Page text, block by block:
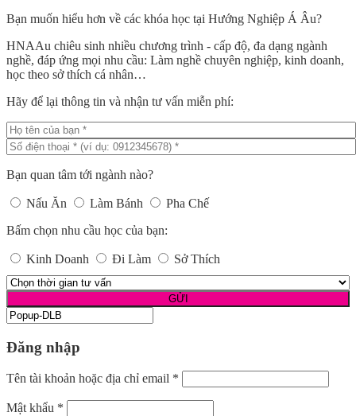
Bạn muốn hiểu hơn về các khóa học tại Hướng Nghiệp Á Âu?
HNAAu chiêu sinh nhiều chương trình - cấp độ, đa dạng ngành
nghề, đáp ứng mọi nhu cầu: Làm nghề chuyên nghiệp, kinh doanh,
học theo sở thích cá nhân…
Hãy để lại thông tin và nhận tư vấn miễn phí:
Bạn quan tâm tới ngành nào?
Nấu Ăn Làm Bánh
Pha Chế
Bấm chọn nhu cầu học của bạn:
Kinh Doanh Đi Làm Sở Thích
Đăng nhập
Tên tài khoản hoặc địa chỉ email *
Mật khẩu *